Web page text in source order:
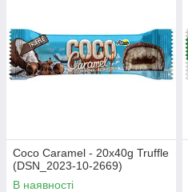
Coco Caramel - 20x40g Truffle
(DSN_2023-10-2669)
В наявності